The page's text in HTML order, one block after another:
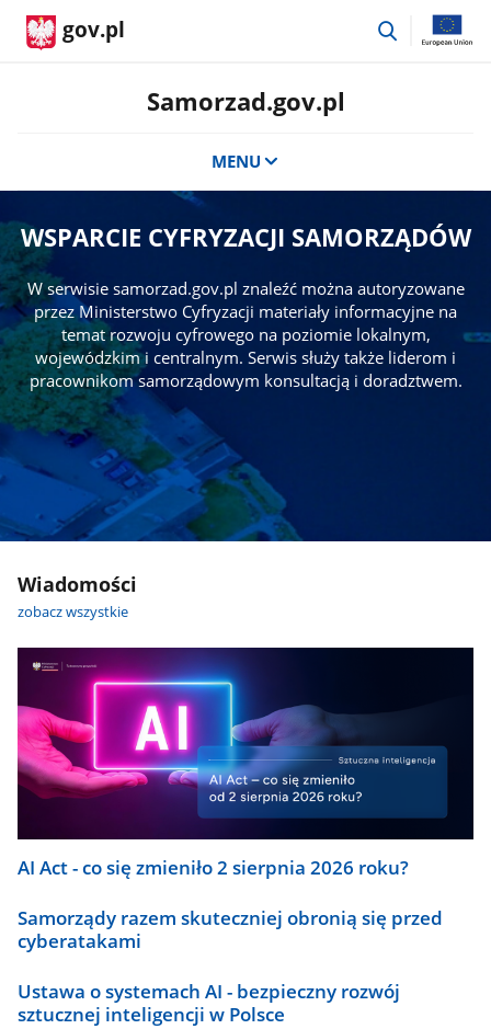
gov.pl
przejdź
Samorzad.gov.pl
MENU
WSPARCIE CYFRYZACJI SAMORZĄDÓW
W serwisie samorzad.gov.pl znaleźć można autoryzowane
przez Ministerstwo Cyfryzacji materiały informacyjne na
temat rozwoju cyfrowego na poziomie lokalnym,
wojewódzkim i centralnym. Serwis służy także liderom i
pracownikom samorządowym konsultacją i doradztwem.
Wiadomości
zobacz wszystkie
AI Act - co się zmieniło 2 sierpnia 2026 roku?
Samorządy razem skuteczniej obronią się przed
cyberatakami
Ustawa o systemach AI - bezpieczny rozwój
sztucznej inteligencji w Polsce